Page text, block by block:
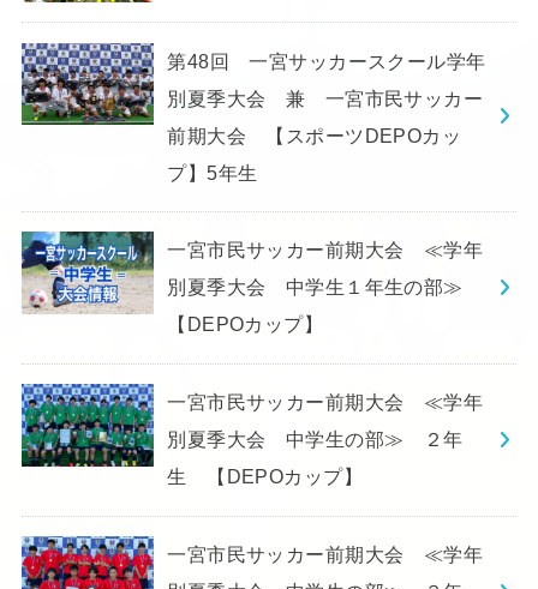
第48回 一宮サッカースクール学年
別夏季大会 兼 一宮市民サッカー
前期大会 【スポーツDEPOカッ
プ】5年生
一宮市民サッカー前期大会 ≪学年
別夏季大会 中学生１年生の部≫
【DEPOカップ】
一宮市民サッカー前期大会 ≪学年
別夏季大会 中学生の部≫ ２年
生 【DEPOカップ】
一宮市民サッカー前期大会 ≪学年